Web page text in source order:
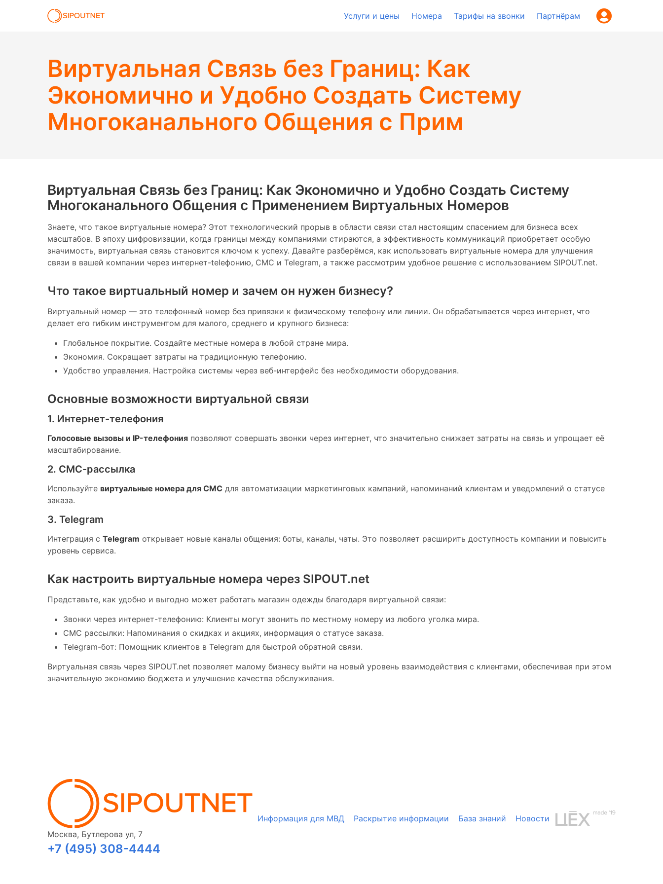
Услуги и цены Номера Тарифы на звонки Партнёрам
Виртуальная Связь без Границ: Как
Экономично и Удобно Создать Систему
Многоканального Общения с Прим
Виртуальная Связь без Границ: Как Экономично и Удобно Создать Систему
Многоканального Общения с Применением Виртуальных Номеров
Знаете, что такое виртуальные номера? Этот технологический прорыв в области связи стал настоящим спасением для бизнеса всех
масштабов. В эпоху цифровизации, когда границы между компаниями стираются, а эффективность коммуникаций приобретает особую
значимость, виртуальная связь становится ключом к успеху. Давайте разберёмся, как использовать виртуальные номера для улучшения
связи в вашей компании через интернет-teleфонию, СМС и Telegram, а также рассмотрим удобное решение с использованием SIPOUT.net.
Что такое виртuaльный номер и зачем он нужен бизнесу?
Виртуальный номер — это телефонный номер без привязки к физическому телефону или линии. Он обрабатывается через интернет, что
делает его гибким инструментом для малого, среднего и крупного бизнеса:
Глобальное покрытие. Создайте местные номера в любой стране мира.
Экономия. Сокращает затраты на традиционную телефонию.
Удобство управления. Настройка системы через веб-интерфейс без необходимости оборудования.
Основные возможности виртуальной связи
1. Интернет-телефония
Голосовые вызовы и IP-телефония позволяют совершать звонки через интернет, что значительно снижает затраты на связь и упрощает её
масштабирование.
2. СМС-рассылка
Используйте виртуальные номера для СМС для автоматизации маркетинговых кампаний, напоминаний клиентам и уведомлений о статусе
заказа.
3. Telegram
Интеграция с Telegram открывает новые каналы общения: боты, каналы, чаты. Это позволяет расширить доступность компании и повысить
уровень сервиса.
Как настроить виртуальные номера через SIPOUT.net
Представьте, как удобно и выгодно может работать магазин одежды благодаря виртуальной связи:
Звонки через интернет-телефонию: Клиенты могут звонить по местному номеру из любого уголка мира.
СМС рассылки: Напоминания о скидках и акциях, информация о статусе заказа.
Telegram-бот: Помощник клиентов в Telegram для быстрой обратной связи.
Виртуальная связь через SIPOUT.net позволяет малому бизнесу выйти на новый уровень взаимодействия с клиентами, обеспечивая при этом
значительную экономию бюджета и улучшение качества обслуживания.
Москва, Бутлерова ул, 7
+7 (495) 308-4444
Информация для МВД Раскрытие информации База знаний Новости